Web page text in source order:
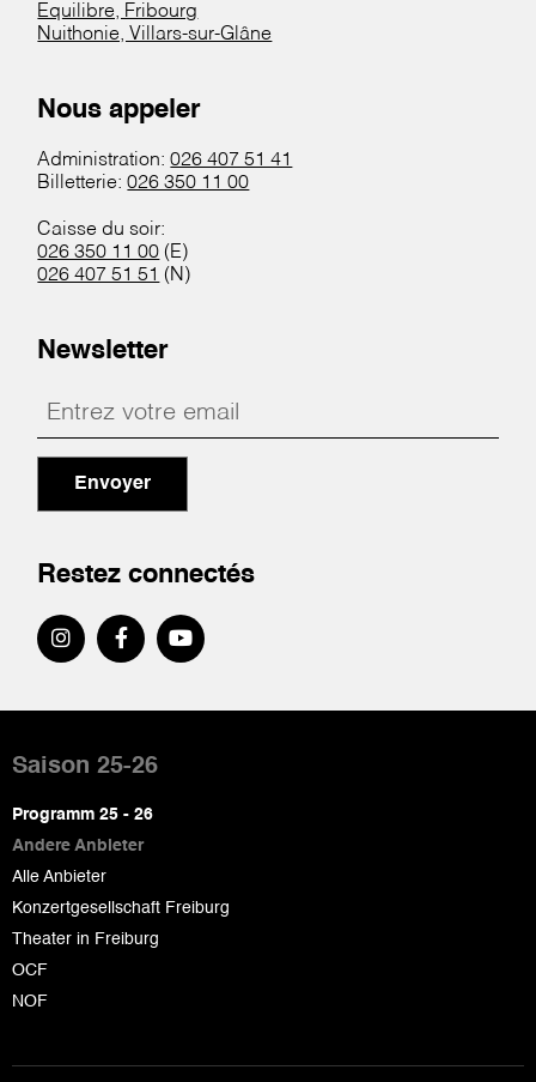
Equilibre, Fribourg
Nuithonie, Villars-sur-Glâne
Nous appeler
Administration:026 407 51 41
Billetterie:026 350 11 00
Caisse du soir:
026 350 11 00 (E)
026 407 51 51 (N)
Newsletter
Envoyer
Restez connectés
de
page
Saison 25-26
Programm 25 - 26
Andere Anbieter
Alle Anbieter
Konzertgesellschaft Freiburg
Theater in Freiburg
OCF
NOF